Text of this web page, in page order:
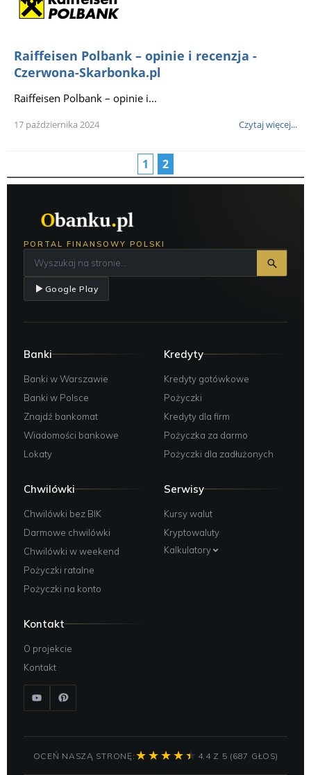
Raiffeisen Polbank – opinie i recenzja -
Czerwona-Skarbonka.pl
Raiffeisen Polbank – opinie i...
17 października 2024 Czytaj więcej...
1 2
PORTAL FINANSOWY POLSKI
Google Play
Banki
Banki w Warszawie
Banki w Polsce
Znajdź bankomat
Wiadomości bankowe
Lokaty
Kredyty
Kredyty gotówkowe
Pożyczki
Kredyty dla firm
Pożyczka za darmo
Pożyczki dla zadłużonych
Chwilówki
Chwilówki bez BIK
Darmowe chwilówki
Chwilówki w weekend
Pożyczki ratalne
Pożyczki na konto
Serwisy
Kursy walut
Kryptowaluty
Kalkulatory
Kontakt
O projekcie
Kontakt
OCEŃ NASZĄ STRONĘ: 4.4 Z 5 (687 GŁOS)